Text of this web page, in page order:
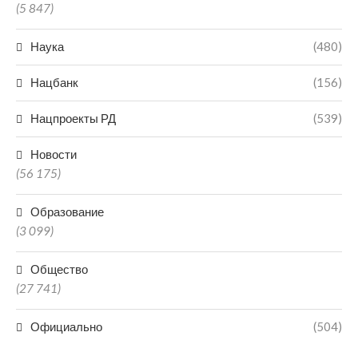
(5 847)
Наука (480)
Нацбанк (156)
Нацпроекты РД (539)
Новости
(56 175)
Образование
(3 099)
Общество
(27 741)
Официально (504)